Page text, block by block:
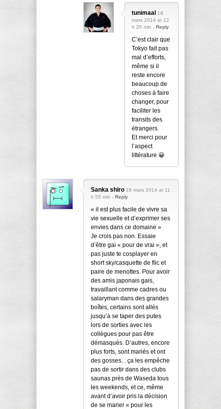
tunimaal 18
mars 2014 at 12
h 26 min - Reply
C’est clair que
Tokyo fait pas
mal d’efforts,
même si il
reste encore
beaucoup de
choses à faire
changer, pour
faciliter les
transits des
étrangers.
Et merci pour
l’aspect
littérature 😀
Sanka shiro 18 mars 2014 at 11
h 55 min - Reply
« il est plus facile de vivre sa
vie sexuelle et d’exprimer ses
envies dans ce domaine »
Je crois pas non. Essaie
d’être gai « pour de vrai », et
pas juste te cosplayer en
short sky/casquette de flic et
paire de menottes. Pour avoir
des amis japonais gais,
travaillant comme cadres ou
salaryman dans des grandes
boîtes, certains sont allés
jusqu’à se taper des putes
lors de sorties avec les
collègues pour pas être
démasqués. D’autres, encore
plus forts, sont mariés et ont
des gosses…ça les empêche
pas de sortir dans des clubs
saunas près de Waseda tous
les weekends, et ce, même
avant d’avoir pris la décision
de se marier « pour les